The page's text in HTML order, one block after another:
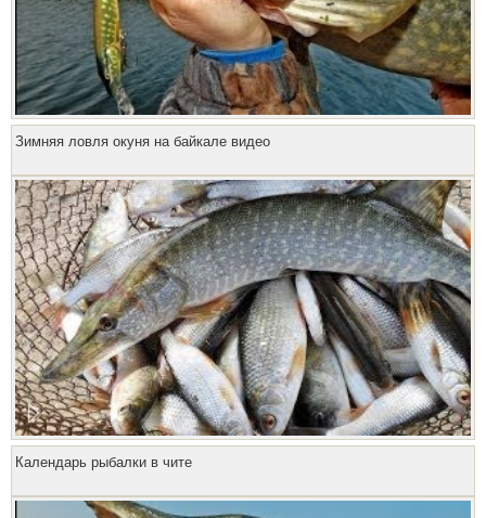
Зимняя ловля окуня на байкале видео
Календарь рыбалки в чите